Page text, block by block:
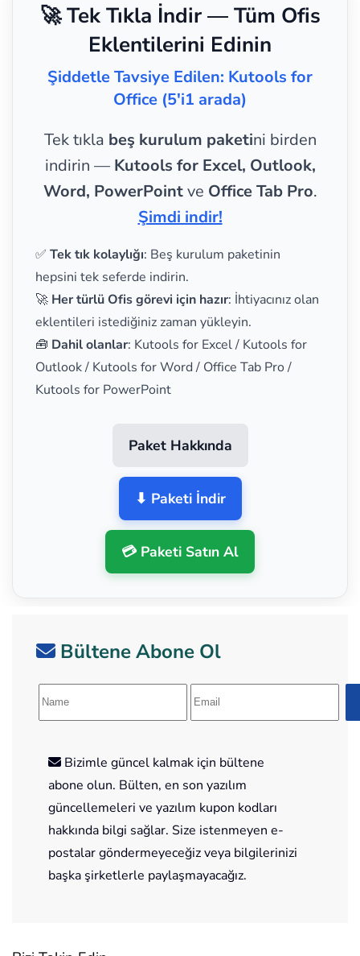
🚀 Tek Tıkla İndir — Tüm Ofis
Eklentilerini Edinin
Şiddetle Tavsiye Edilen: Kutools for
Office (5'i1 arada)
Tek tıkla beş kurulum paketini birden
indirin — Kutools for Excel, Outlook,
Word, PowerPointve Office Tab Pro.
Şimdi indir!
✅ Tek tık kolaylığı: Beş kurulum paketinin
hepsini tek seferde indirin.
🚀 Her türlü Ofis görevi için hazır: İhtiyacınız olan
eklentileri istediğiniz zaman yükleyin.
🧰 Dahil olanlar: Kutools for Excel / Kutools for
Outlook / Kutools for Word / Office Tab Pro /
Kutools for PowerPoint
Paket Hakkında
⬇ Paketi İndir
💳 Paketi Satın Al
Bültene Abone Ol
Bizimle güncel kalmak için bültene
abone olun. Bülten, en son yazılım
güncellemeleri ve yazılım kupon kodları
hakkında bilgi sağlar. Size istenmeyen e-
postalar göndermeyeceğiz veya bilgilerinizi
başka şirketlerle paylaşmayacağız.